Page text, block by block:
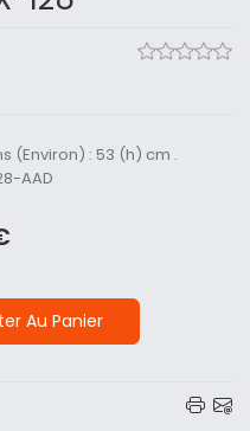
(Environ) : 53 (h) cm .
AAD
Au Panier